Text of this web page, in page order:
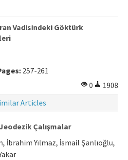
Vadisindeki Göktürk
257-261
0
1908
Articles
Çalışmalar
İbrahim Yılmaz, İsmail Şanlıoğlu,